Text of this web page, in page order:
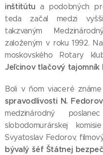
inštitútu a podobných
teda začal medzi
takzvaným
založeným v roku 1992.
moskovského Rotary
Jeľcinov tlačový tajomník
Boli v ňom viaceré
spravodlivosti N. Fedorov
medzinárodný
slobodomurárskej
Svyatoslav Fedorov,
bývalý šéf Štátnej